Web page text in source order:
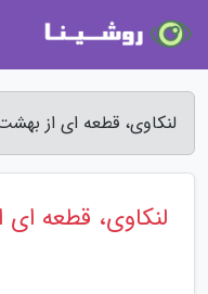
لنکاوی، قطعه ای از
لنکاوی، قطعه